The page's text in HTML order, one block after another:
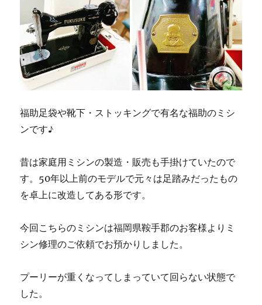
福助足袋や靴下・ストッキングで有名な福助のミシ
ンです♪
昔は家庭用ミシンの製造・販売も手掛けていたので
す。50年以上前のモデルで元々は足踏みだったもの
を卓上に改造してある形です。
今回こちらのミシンは福岡県鞍手郡のお客様よりミ
シン修理のご依頼でお預かりしました。
プーリーが重くなってしまっていて回らない状態で
した。